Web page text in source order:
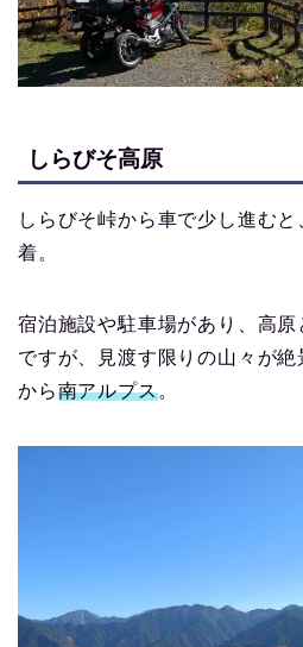
しらびそ高原
しらびそ峠から車で少し進むと
着。
宿泊施設や駐車場があり、高
ですが、見渡す限りの山々が
から南アルプス。